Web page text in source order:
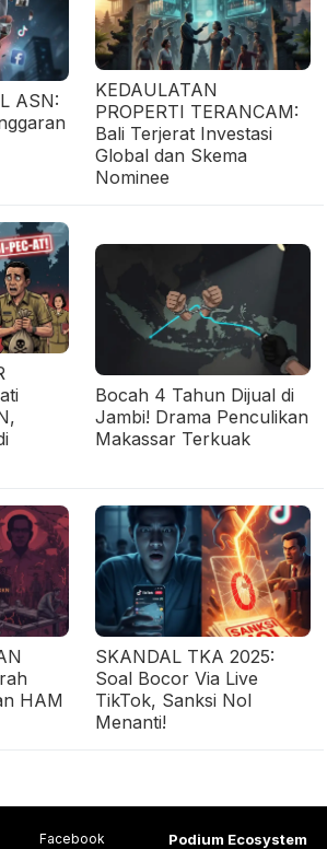
ASN:
KEDAULATAN
PROPERTI TERANCAM:
Bali Terjerat Investasi
Global dan Skema
Nominee
Bocah 4 Tahun Dijual di
Jambi! Drama Penculikan
Makassar Terkuak
HAM
SKANDAL TKA 2025:
Soal Bocor Via Live
TikTok, Sanksi Nol
Menanti!
Facebook
Podium Ecosystem